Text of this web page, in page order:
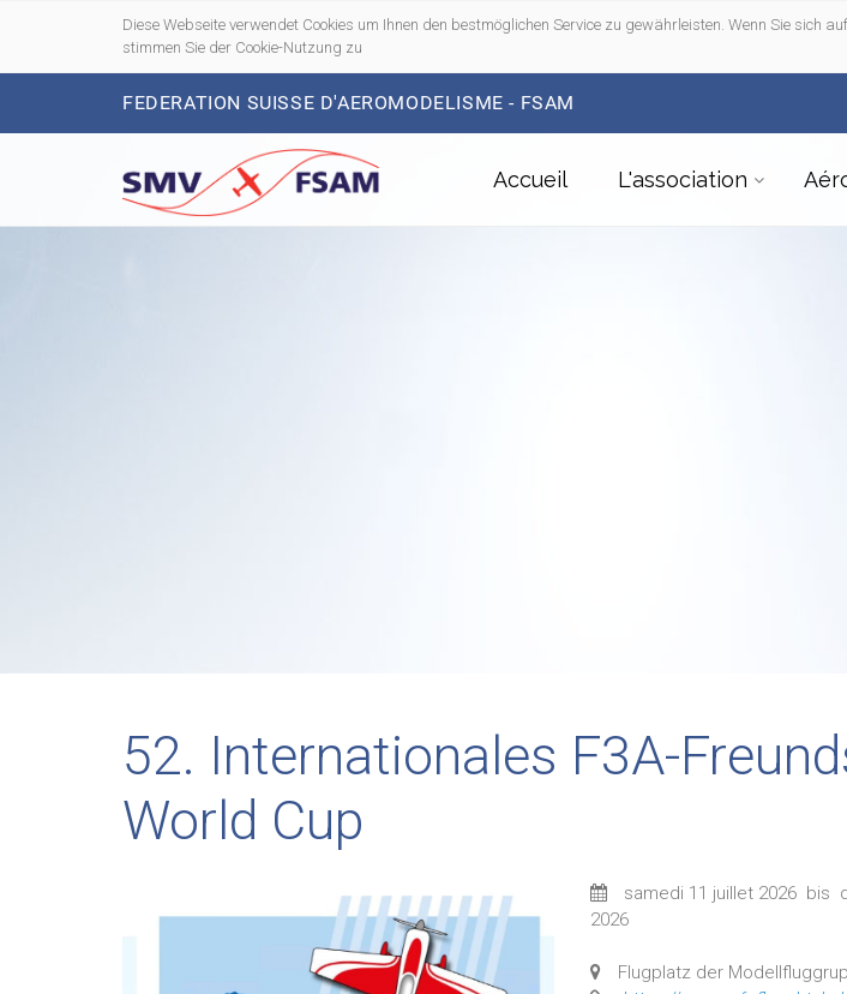
Diese Webseite verwendet Cookies um Ihnen den bestmöglichen Service zu gewährleisten. Wenn Sie sich
stimmen Sie der Cookie-Nutzung zu
FEDERATION SUISSE D'AEROMODELISME - FSAM
Accueil L'association
52. Internationales F3A-
World Cup
samedi 11 juillet 2026 bis
2026
Flugplatz der